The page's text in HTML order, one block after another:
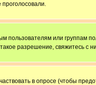
проголосовали.
или группам
разрешение, свяжитесь с
в опросе (чтобы